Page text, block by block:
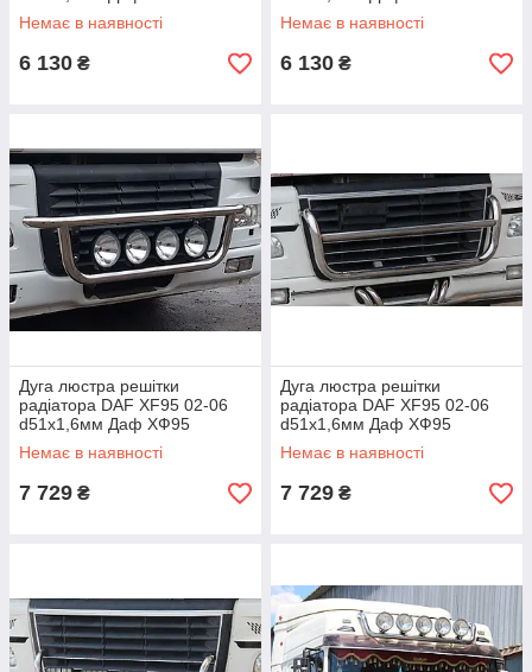
Немає в наявності
6 130 ₴
Немає в наявності
6 130 ₴
Дуга люстра решітки
радіатора DAF XF95 02-06
d51х1,6мм Даф ХФ95
Немає в наявності
7 729 ₴
Дуга люстра решітки
радіатора DAF XF95 02-06
d51х1,6мм Даф ХФ95
Немає в наявності
7 729 ₴